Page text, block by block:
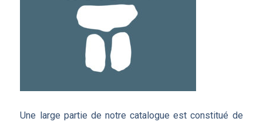
Une large partie de notre catalogue est constitué de